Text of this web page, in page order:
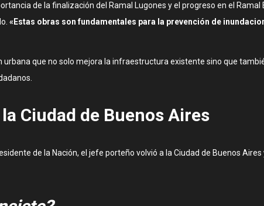
de la finalización del Ramal Lugones y el progreso en el
«Estas obras son fundamentales para la prevención de
que no solo mejora la infraestructura existente sino que
Ciudad de Buenos Aires
de la Nación, el jefe porteño volvió a la Ciudad de Buenos